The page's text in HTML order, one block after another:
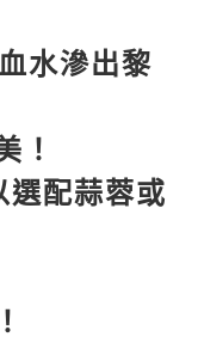
水滲出黎
！
選配蒜蓉或